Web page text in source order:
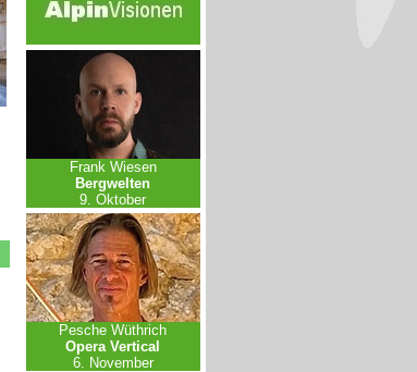
Frank Wiesen
Bergwelten
9. Oktober
Pesche Wüthrich
Opera Vertical
6. November